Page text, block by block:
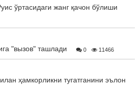
ўртасидаги жанг қачон бўлиши
"вызов" ташлади 0 11466
ҳамкорликни тугатганини эълон